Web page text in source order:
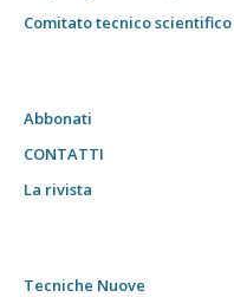
Comitato tecnico scientifico
Abbonati
CONTATTI
La rivista
Tecniche Nuove